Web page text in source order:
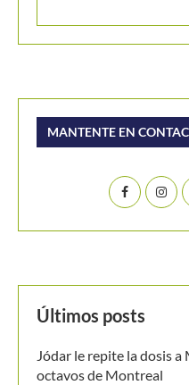
MANTENTE EN
Últimos posts
Jódar le repite la dosis
octavos de Montreal